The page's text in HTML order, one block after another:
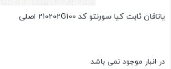
یاتاقان ثابت کیا سورنتو کد 210202G100 اصلی
در انبار موجود نمی باشد